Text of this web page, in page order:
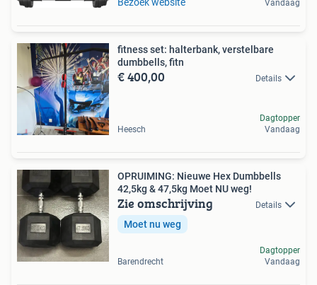
Vandaag
fitness set: halterbank, verstelbare
dumbbells, fitn
€ 400,00 Details
Heesch
Dagtopper
Vandaag
OPRUIMING: Nieuwe Hex Dumbbells
42,5kg & 47,5kg Moet NU weg!
Zie omschrijving Details
Moet nu weg
Barendrecht
Dagtopper
Vandaag